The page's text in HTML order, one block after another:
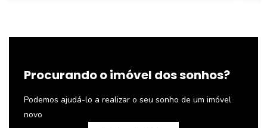
Procurando o imóvel dos sonhos?
Podemos ajudá-lo a realizar o seu sonho de um imóvel
novo